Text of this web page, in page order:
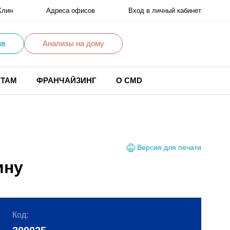
Адреса офисов Вход в личный кабинет
Анализы на дому
ФРАНЧАЙЗИНГ О CMD
Версия для печати
Код: